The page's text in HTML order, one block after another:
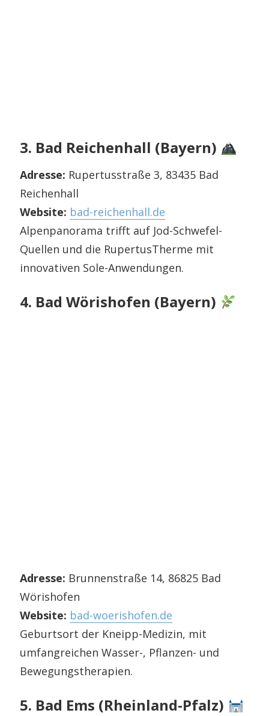
3. Bad Reichenhall (Bayern)
Adresse: Rupertusstraße 3, 83435 Bad
Reichenhall
Website: bad-reichenhall.de
Alpenpanorama trifft auf Jod-Schwefel-
Quellen und die RupertusTherme mit
innovativen Sole-Anwendungen.
4. Bad Wörishofen (Bayern)
Adresse: Brunnenstraße 14, 86825 Bad
Wörishofen
Website: bad-woerishofen.de
Geburtsort der Kneipp-Medizin, mit
umfangreichen Wasser-, Pflanzen- und
Bewegungstherapien.
5. Bad Ems (Rheinland-Pfalz)